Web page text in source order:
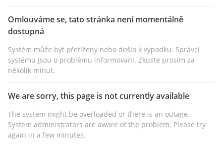
Omlouváme se, tato stránka není momentálně
dostupná
Systém může být přetížený nebo došlo k výpadku. Správci
systému jsou o problému informováni. Zkuste prosím za
několik minut.
We are sorry, this page is not currently available
The system might be overloaded or there is an outage.
System administrators are aware of the problem. Please try
again in a few minutes.